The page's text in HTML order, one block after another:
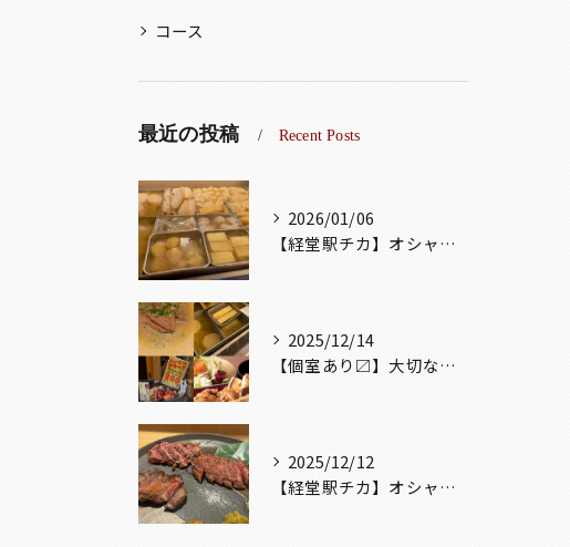
コース
最近の投稿 Recent Posts
2026/01/06
【経堂駅チカ】オシャレ居酒屋🏮出汁が美味しいおでんがオススメ...
2025/12/14
【個室あり〼】大切な記念日、お祝い事でのご来店ぜひお待ちして...
2025/12/12
【経堂駅チカ】オシャレ居酒屋🏮自慢のお肉が楽しめる🐃お得なコ...